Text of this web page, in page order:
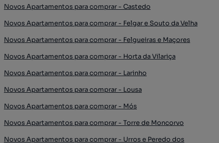
Novos Apartamentos para comprar - Castedo
Novos Apartamentos para comprar - Felgar e Souto da Velha
Novos Apartamentos para comprar - Felgueiras e Maçores
Novos Apartamentos para comprar - Horta da Vilariça
Novos Apartamentos para comprar - Larinho
Novos Apartamentos para comprar - Lousa
Novos Apartamentos para comprar - Mós
Novos Apartamentos para comprar - Torre de Moncorvo
Novos Apartamentos para comprar - Urros e Peredo dos